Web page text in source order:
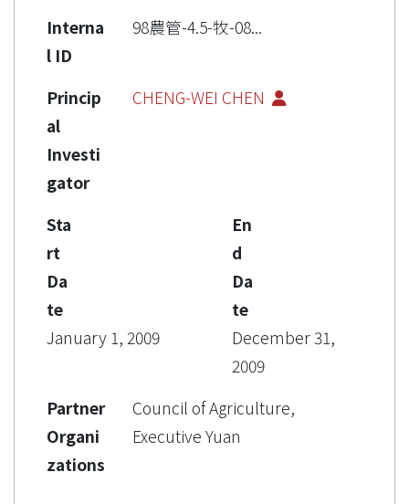
Interna
l ID
98農管-4.5-牧-08...
Princip
al
Investi
gator
CHENG-WEI CHEN
Sta
rt
Da
te
January 1, 2009
En
d
Da
te
December 31,
2009
Partner
Organi
zations
Council of Agriculture,
Executive Yuan